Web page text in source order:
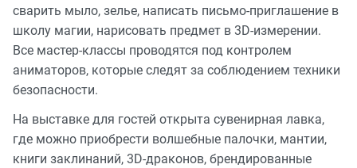
сварить мыло, зелье, написать письмо-приглашение в
школу магии, нарисовать предмет в 3D-измерении.
Все мастер-классы проводятся под контролем
аниматоров, которые следят за соблюдением техники
безопасности.
На выставке для гостей открыта сувенирная лавка,
где можно приобрести волшебные палочки, мантии,
книги заклинаний, 3D-драконов, брендированные